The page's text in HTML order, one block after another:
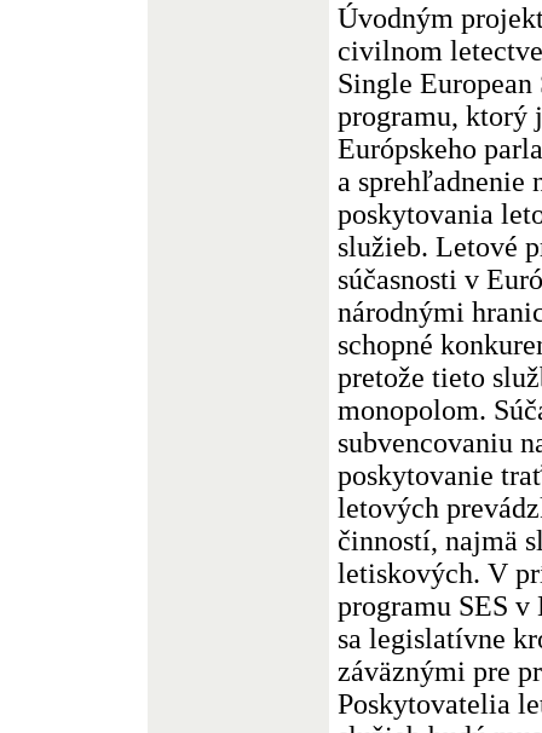
Úvodným
civilnom
Single
programu, ktorý
Európskeho
a sprehľadnenie
poskytovania
služieb. Letové
súčasnosti v
národnými
schopné
pretože tieto
monopolom.
subvencovaniu
poskytovanie
letových
činností, najmä
letiskových. V
programu SES v
sa legislatívne
záväznými pre
Poskytovatelia